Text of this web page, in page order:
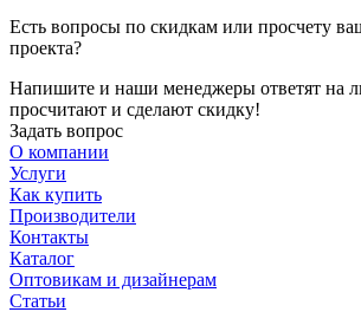
Есть вопросы по скидкам или просчету
проекта?
Напишите и наши менеджеры ответят на
просчитают и сделают скидку!
Задать вопрос
О компании
Услуги
Как купить
Производители
Контакты
Каталог
Оптовикам и дизайнерам
Статьи